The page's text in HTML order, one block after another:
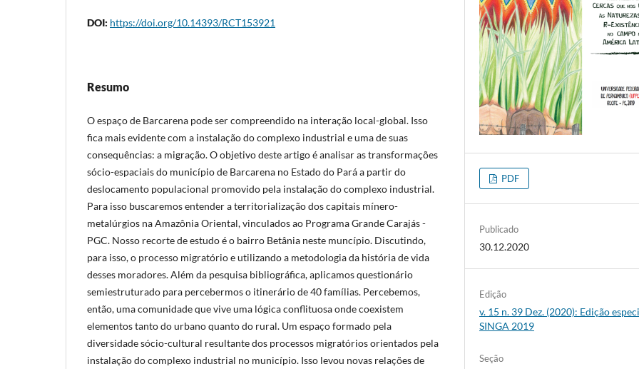
DOI: https://doi.org/10.14393/RCT153921
Resumo
O espaço de Barcarena pode ser compreendido na interação local-global. Isso
fica mais evidente com a instalação do complexo industrial e uma de suas
consequências: a migração. O objetivo deste artigo é analisar as transformações
sócio-espaciais do município de Barcarena no Estado do Pará a partir do
deslocamento populacional promovido pela instalação do complexo industrial.
Para isso buscaremos entender a territorialização dos capitais mínero-
metalúrgios na Amazônia Oriental, vinculados ao Programa Grande Carajás -
PGC. Nosso recorte de estudo é o bairro Betânia neste muncípio. Discutindo,
para isso, o processo migratório e utilizando a metodologia da história de vida
desses moradores. Além da pesquisa bibliográfica, aplicamos questionário
semiestruturado para percebermos o itinerário de 40 famílias. Percebemos,
então, uma comunidade que vive uma lógica conflituosa onde coexistem
elementos tanto do urbano quanto do rural. Um espaço formado pela
diversidade sócio-cultural resultante dos processos migratórios orientados pela
instalação do complexo industrial no município. Isso levou novas relações de
PDF
Publicado
30.12.2020
Edição
v. 15 n. 39 Dez. (2020): Edição
SINGA 2019
Seção